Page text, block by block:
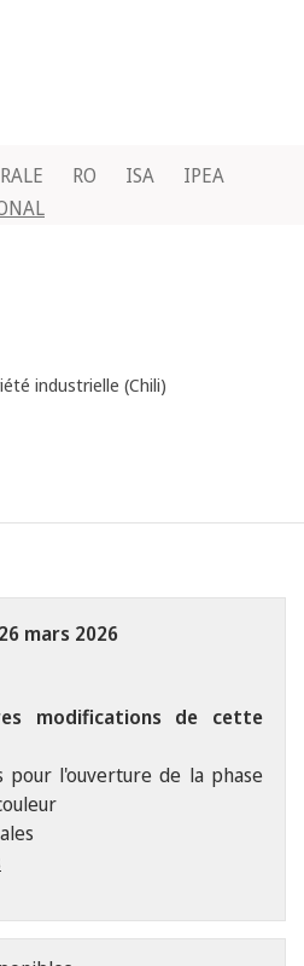
RO ISA
IPEA
industrielle (Chili)
26 mars 2026
modifications de cette
pour l'ouverture de la phase